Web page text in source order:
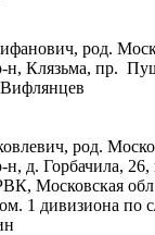
род.
н, Клязьма, пр.
род.
н, д. Горбачила, 26,
Московская
1 дивизиона по